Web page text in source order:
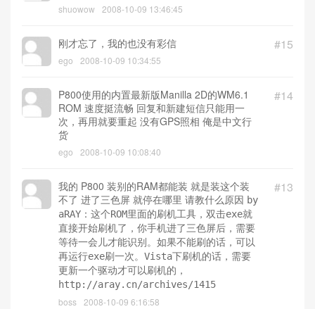
shuowow 2008-10-09 13:46:45
#15
刚才忘了，我的也没有彩信
ego 2008-10-09 10:34:55
#14
P800使用的内置最新版Manilla 2D的WM6.1
ROM 速度挺流畅 回复和新建短信只能用一
次，再用就要重起 没有GPS照相 俺是中文行
货
ego 2008-10-09 10:08:40
#13
我的 P800 装别的RAM都能装 就是装这个装
不了 进了三色屏 就停在哪里 请教什么原因 by
aRAY：这个ROM里面的刷机工具，双击exe就
直接开始刷机了，你手机进了三色屏后，需要
等待一会儿才能识别。如果不能刷的话，可以
再运行exe刷一次。Vista下刷机的话，需要
更新一个驱动才可以刷机的，
http://aray.cn/archives/1415
boss 2008-10-09 6:16:58